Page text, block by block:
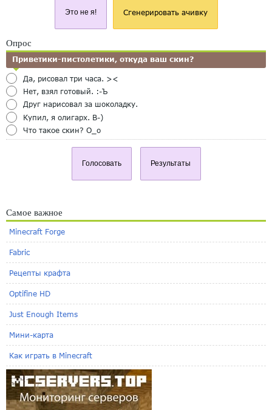
Это не я! Сгенерировать ачивку
Опрос
Приветики-пистолетики, откуда ваш скин?
Да, рисовал три часа. ><
Нет, взял готовый. :-Ъ
Друг нарисовал за шоколадку.
Купил, я олигарх. B-)
Что такое скин? O_o
Голосовать Результаты
Самое важное
Minecraft Forge
Fabric
Рецепты крафта
Optifine HD
Just Enough Items
Мини-карта
Как играть в Minecraft